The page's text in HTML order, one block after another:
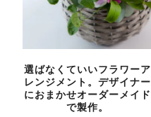
選ばなくていいフラワーア
レンジメント。デザイナー
におまかせオーダーメイド
で製作。